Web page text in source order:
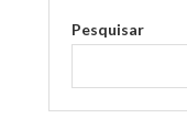
Pesquisar